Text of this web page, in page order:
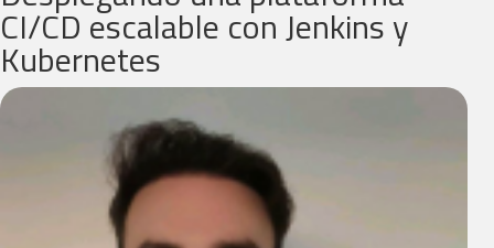
CI/CD escalable con Jenkins y
Kubernetes